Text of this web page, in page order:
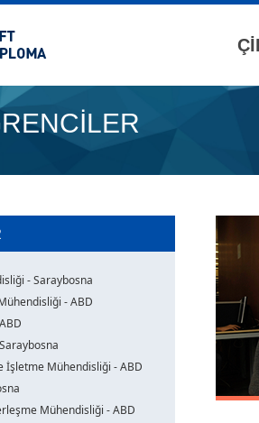
- Saraybosna
- ABD
İşletme Mühendisliği - ABD
Mühendisliği - ABD